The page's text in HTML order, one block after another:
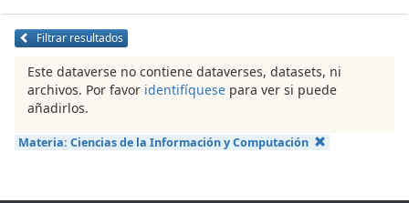
Filtrar resultados
Este dataverse no contiene dataverses, datasets, ni
archivos. Por favor identifíquese para ver si puede
añadirlos.
Materia: Ciencias de la Información y Computación